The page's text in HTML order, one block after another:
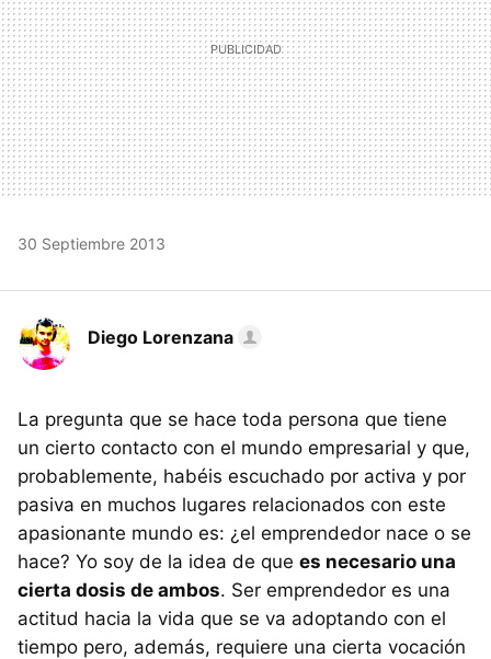
30 Septiembre 2013
Diego Lorenzana
La pregunta que se hace toda persona que tiene
un cierto contacto con el mundo empresarial y que,
probablemente, habéis escuchado por activa y por
pasiva en muchos lugares relacionados con este
apasionante mundo es: ¿el emprendedor nace o se
hace? Yo soy de la idea de que es necesario una
cierta dosis de ambos. Ser emprendedor es una
actitud hacia la vida que se va adoptando con el
tiempo pero, además, requiere una cierta vocación